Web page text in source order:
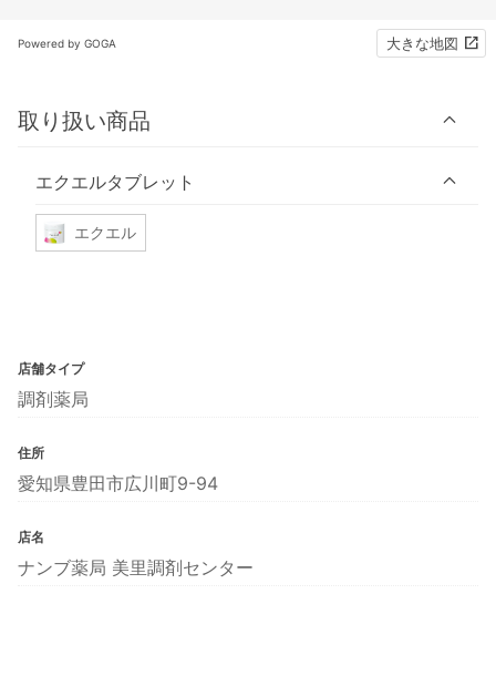
Powered by GOGA 大きな地図
取り扱い商品
エクエルタブレット
エクエル
店舗タイプ
調剤薬局
住所
愛知県豊田市広川町9-94
店名
ナンブ薬局 美里調剤センター